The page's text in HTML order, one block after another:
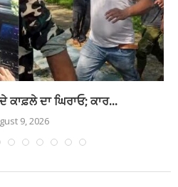
ਕਾਫ਼ਲੇ ਦਾ ਘਿਰਾਓ; ਕਾਰ...
9, 2026